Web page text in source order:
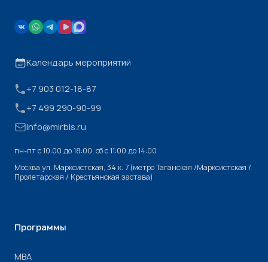
Календарь мероприятий
+7 903 012-18-87
+7 499 290-90-99
info@mirbis.ru
пн-пт с 10:00 до 18:00, cб с 11:00 до 14:00
Москва,ул. Марксистская, 34 к. 7 (метро Таганская /Марксистская /
Пролетарская / Крестьянская застава)
Программы
МВА